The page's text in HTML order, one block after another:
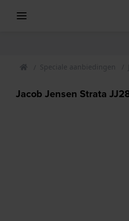
Speciale aanbiedingen
Jacob Jensen Strata